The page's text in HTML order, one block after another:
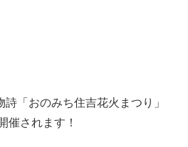
「おのみち住吉花火まつり」
催されます！